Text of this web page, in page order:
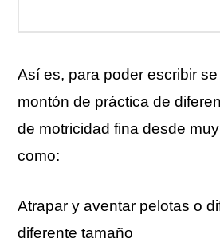
Así es, para poder escribir
montón de práctica de
de motricidad fina desde
como:
Atrapar y aventar pelotas o
diferente tamaño